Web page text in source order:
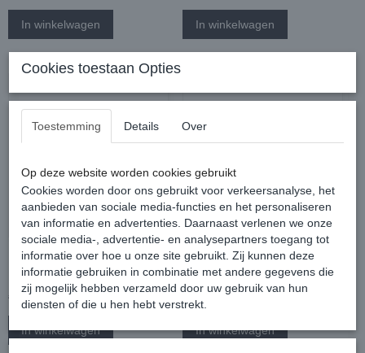
In winkelwagen In winkelwagen
Harry's Horse Cap Quartz
€ 44,95 € 37,95
In winkelwagen
Harry's Horse Cap Mont
Blanc Glossy
€ 149,95
In winkelwagen
Cookies toestaan Opties
Toestemming Details Over
Op deze website worden cookies gebruikt
Cookies worden door ons gebruikt voor verkeersanalyse, het
aanbieden van sociale media-functies en het personaliseren
van informatie en advertenties. Daarnaast verlenen we onze
sociale media-, advertentie- en analysepartners toegang tot
informatie over hoe u onze site gebruikt. Zij kunnen deze
informatie gebruiken in combinatie met andere gegevens die
zij mogelijk hebben verzameld door uw gebruik van hun
diensten of die u hen hebt verstrekt.